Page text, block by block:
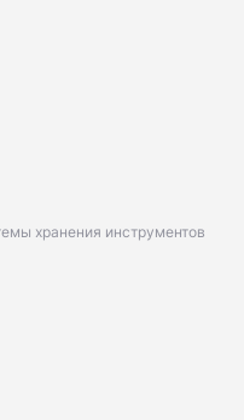
хранения инструментов